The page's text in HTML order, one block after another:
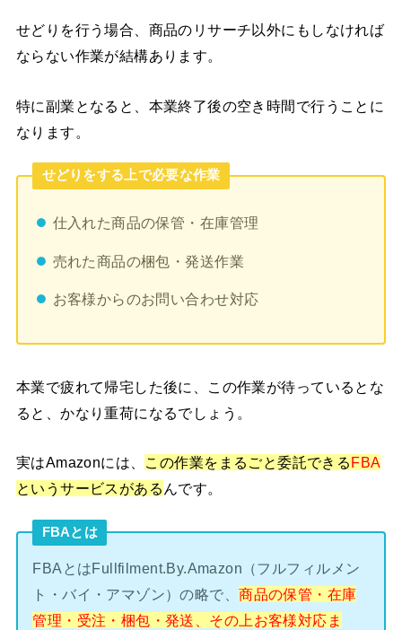
せどりを行う場合、商品のリサーチ以外にもしなければ
ならない作業が結構あります。
特に副業となると、本業終了後の空き時間で行うことに
なります。
せどりをする上で必要な作業
仕入れた商品の保管・在庫管理
売れた商品の梱包・発送作業
お客様からのお問い合わせ対応
本業で疲れて帰宅した後に、この作業が待っているとな
ると、かなり重荷になるでしょう。
実はAmazonには、 この作業をまるごと委託できる FBA
というサービスがある んです。
FBAとは
FBAとはFullfilment.By.Amazon（フルフィルメン
ト・バイ・アマゾン）の略で、商品の保管・在庫
管理・受注・梱包・発送、その上お客様対応ま